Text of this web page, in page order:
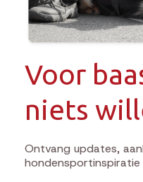
Voor
niets
Ontvang updates,